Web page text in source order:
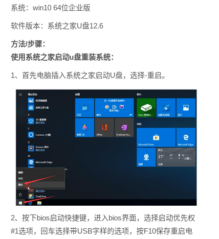
系统：win10 64位企业版
软件版本：系统之家U盘12.6
方法/步骤：
使用系统之家启动u盘重装系统：
1、首先电脑插入系统之家启动U盘，选择-重启。
2、按下bios启动快捷键，进入bios界面，选择启动优先权
#1选项，回车选择带USB字样的选项，按F10保存重启电